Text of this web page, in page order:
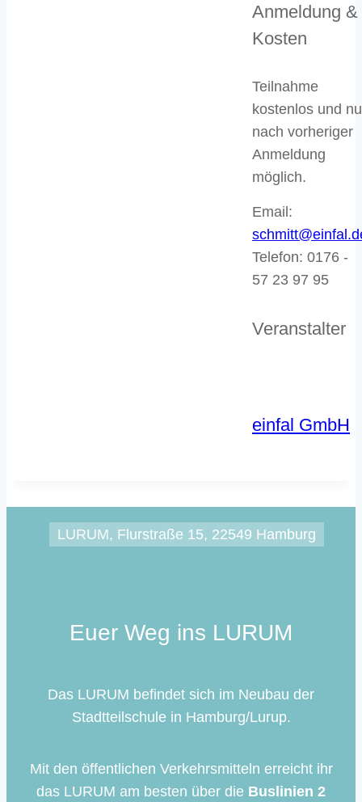
Anmeldung &
Kosten
Teilnahme
kostenlos und
nach vorheriger
Anmeldung
möglich.
Email:
Telefon: 0176 -
57 23 97 95
Veranstalter
einfal GmbH
LURUM, Flurstraße 15, 22549 Hamburg
Euer Weg ins LURUM
Das LURUM befindet sich im Neubau der
Stadtteilschule in Hamburg/Lurup.
Mit den öffentlichen Verkehrsmitteln erreicht ihr
das LURUM am besten über die Buslinien 2